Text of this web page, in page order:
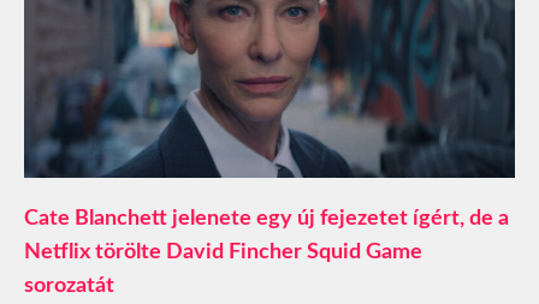
Cate Blanchett jelenete egy új fejezetet ígért, de a
Netflix törölte David Fincher Squid Game
sorozatát